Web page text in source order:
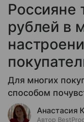
Россияне
рублей в
Для многих
способом
Анастасия
Автор